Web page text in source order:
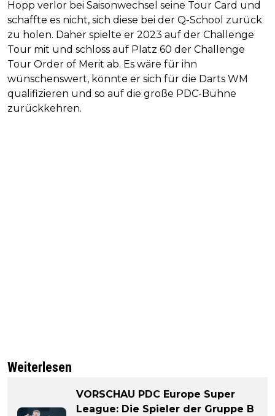
Hopp verlor bei Saisonwechsel seine Tour Card und
schaffte es nicht, sich diese bei der Q-School zurück
zu holen. Daher spielte er 2023 auf der Challenge
Tour mit und schloss auf Platz 60 der Challenge
Tour Order of Merit ab. Es wäre für ihn
wünschenswert, könnte er sich für die Darts WM
qualifizieren und so auf die große PDC-Bühne
zurückkehren.
Weiterlesen
VORSCHAU PDC Europe Super
League: Die Spieler der Gruppe B